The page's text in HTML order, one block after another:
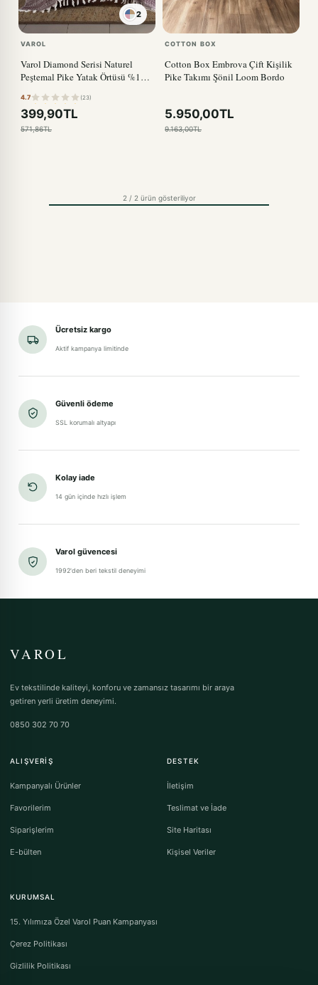
2
SİYAH
VAROL
Varol Diamond Serisi Naturel
Peştemal Pike Yatak Örtüsü %100
4.7 (23)
399,90TL
571,86TL
COTTON BOX
Cotton Box Embrova Çift Kişilik
Pike Takımı Şönil Loom Bordo
5.950,00TL
9.163,00TL
2 / 2 ürün gösteriliyor
Ücretsiz kargo
Aktif kampanya limitinde
Güvenli ödeme
SSL korumalı altyapı
Kolay iade
14 gün içinde hızlı işlem
Varol güvencesi
1992'den beri tekstil deneyimi
VAROL
Ev tekstilinde kaliteyi, konforu ve zamansız tasarımı bir araya
getiren yerli üretim deneyimi.
0850 302 70 70
ALIŞVERIŞ
Kampanyalı Ürünler
Favorilerim
Siparişlerim
E-bülten
DESTEK
İletişim
Teslimat ve İade
Site Haritası
Kişisel Veriler
KURUMSAL
15. Yılımıza Özel Varol Puan Kampanyası
Çerez Politikası
Gizlilik Politikası